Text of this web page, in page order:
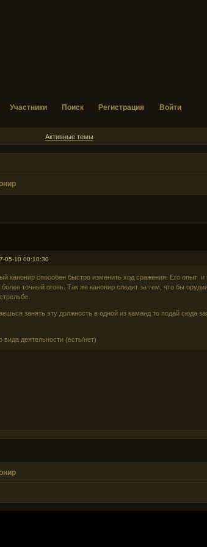
Участники Поиск Регистрация Войти
Активные темы
05-10 00:10:30
канонир способен быстро изменить ход сражения. Его опыт
точный огонь. Так же канонир следит за тем, что бы
занять эту должность в одной из каманд то подай сюда
вида деятельности (есть/нет)